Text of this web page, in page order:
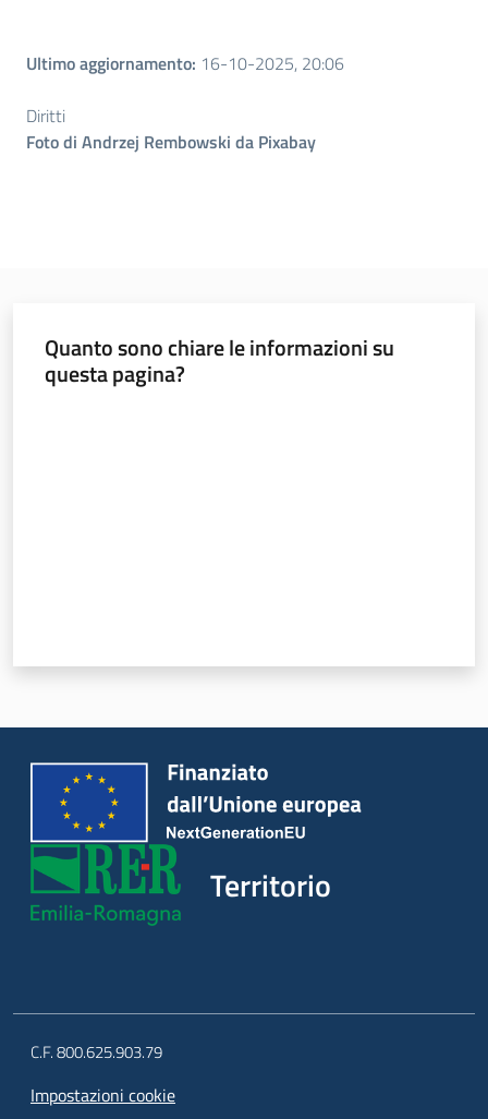
Ultimo aggiornamento: 16-10-2025, 20:06
Diritti
Foto di Andrzej Rembowski da Pixabay
Quanto sono chiare le informazioni su
questa pagina?
Territorio
C.F. 800.625.903.79
Impostazioni cookie